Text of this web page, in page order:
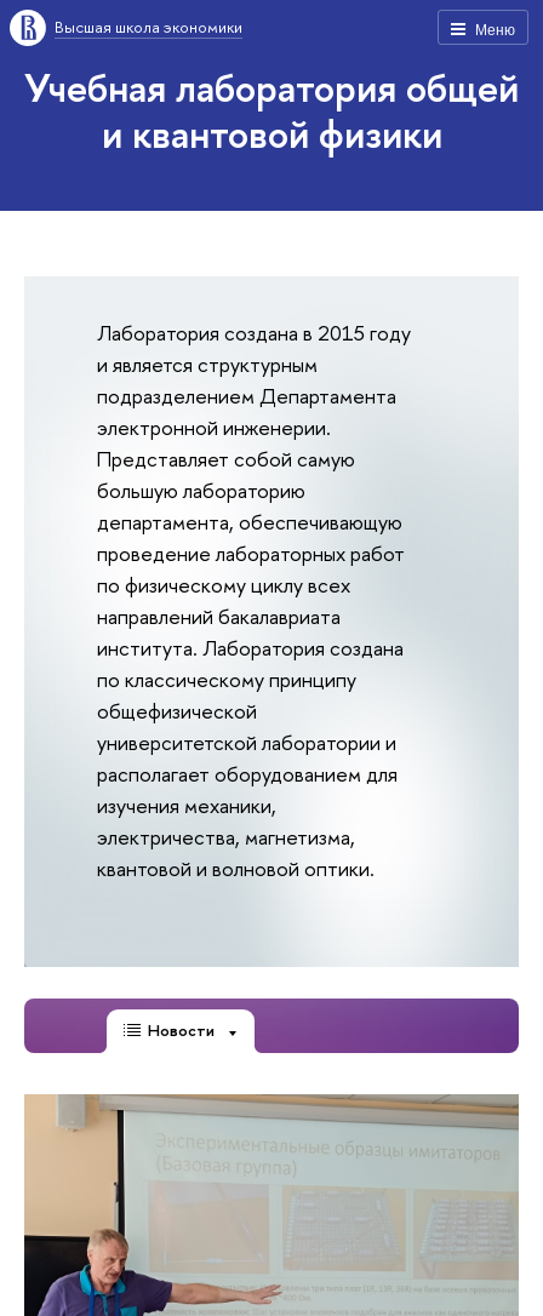
Меню
Высшая школа экономики
Учебная лаборатория общей
и квантовой физики
Лаборатория создана в 2015 году
и является структурным
подразделением Департамента
электронной инженерии.
Представляет собой самую
большую лабораторию
департамента, обеспечивающую
проведение лабораторных работ
по физическому циклу всех
направлений бакалавриата
института. Лаборатория создана
по классическому принципу
общефизической
университетской лаборатории и
располагает оборудованием для
изучения механики,
электричества, магнетизма,
квантовой и волновой оптики.
Новости